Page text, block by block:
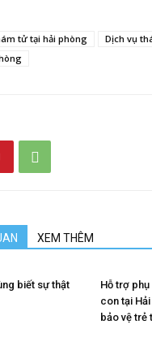
tử tại hải phòng Dịch vụ
XEM THÊM
biết sự thật
Hỗ trợ
con tại
bảo vệ trẻ